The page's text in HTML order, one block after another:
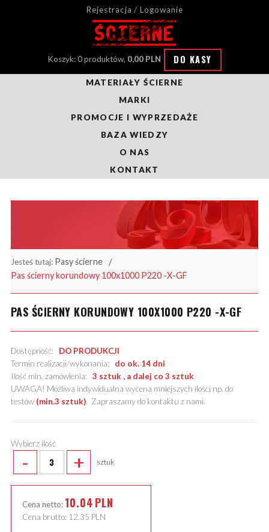
Rejestracja / Logowanie
Koszyk: 0 produktów, 0,00 PLN DO KASY
MATERIAŁY ŚCIERNE
MARKI
PROMOCJE I WYPRZEDAŻE
BAZA WIEDZY
O NAS
KONTAKT
Jesteś tutaj: Pasy ścierne
Pas ścierny korundowy 100x1000 P220 -X-GF
PAS ŚCIERNY KORUNDOWY 100X1000 P220 -X-GF
Dostępność: DO PRODUKCJI
Termin realizacji/wykonania: do ok. 14 dni
Ilość min. zamówienia: 3 sztuk , a dalej co 3 sztuk
UWAGA! Możliwa indywidualna wycena mniejszych ilości np. do
testów (min.3 sztuk). Zapraszamy do kontaktu z nami.
Wybierz ilość
- + sztuk
Cena netto: 10.04PLN
Cena brutto: 12.35 PLN